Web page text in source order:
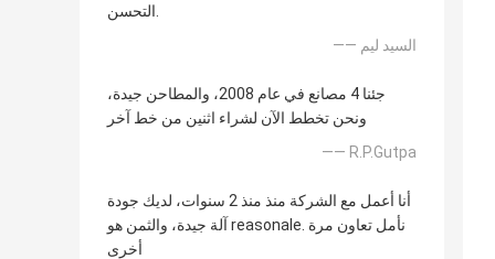
التحسن.
—— السيد ليم
جئنا 4 مصانع في عام 2008، والمطاحن جيدة،
ونحن تخطط الآن لشراء اثنين من خط آخر
—— R.P.Gutpa
أنا أعمل مع الشركة منذ منذ 2 سنوات، لديك جودة
آلة جيدة، والثمن هو reasonale. نأمل تعاون مرة
أخرى